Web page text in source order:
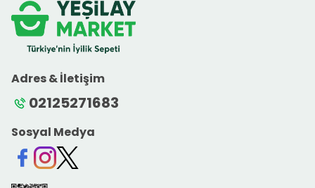
Adres & İletişim
02125271683
Sosyal Medya
Facebook
Instagram
Twitter